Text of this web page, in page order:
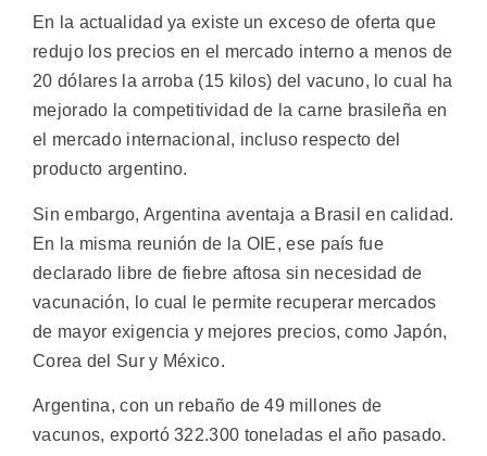
En la actualidad ya existe un exceso de oferta que
redujo los precios en el mercado interno a menos de
20 dólares la arroba (15 kilos) del vacuno, lo cual ha
mejorado la competitividad de la carne brasileña en
el mercado internacional, incluso respecto del
producto argentino.
Sin embargo, Argentina aventaja a Brasil en calidad.
En la misma reunión de la OIE, ese país fue
declarado libre de fiebre aftosa sin necesidad de
vacunación, lo cual le permite recuperar mercados
de mayor exigencia y mejores precios, como Japón,
Corea del Sur y México.
Argentina, con un rebaño de 49 millones de
vacunos, exportó 322.300 toneladas el año pasado.